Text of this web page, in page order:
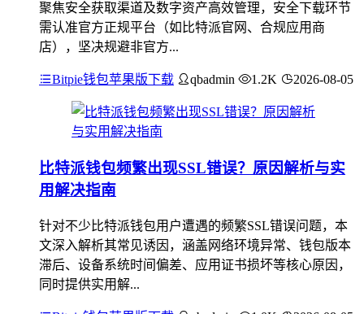
聚焦安全获取渠道及数字资产高效管理，安全下载环节
需认准官方正规平台（如比特派官网、合规应用商
店），坚决规避非官方...
Bitpie钱包苹果版下载 qbadmin 1.2K 2026-08-05
比特派钱包频繁出现SSL错误？原因解析与实
用解决指南
针对不少比特派钱包用户遭遇的频繁SSL错误问题，本
文深入解析其常见诱因，涵盖网络环境异常、钱包版本
滞后、设备系统时间偏差、应用证书损坏等核心原因，
同时提供实用解...